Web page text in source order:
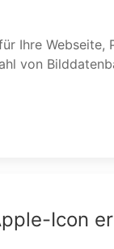
Ihre Webseite,
von
Icon